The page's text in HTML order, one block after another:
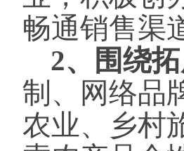
畅通销售渠
2、围绕
制、网络品
农业、乡村